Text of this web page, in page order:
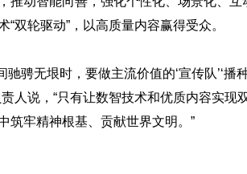
双轮驱动”，以高质量内容赢得受众。
骋无垠时，要做主流价值的‘宣传队’‘播
人说，“只有让数智技术和优质内容实现
筑牢精神根基、贡献世界文明。”